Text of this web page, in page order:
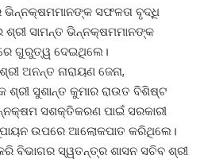
ଭିନ୍ନକ୍ଷମମାନଙ୍କ ସଫଳତା ବୃଦ୍ଧି
ଶ୍ରୀ ସାମନ୍ତ ଭିନ୍ନକ୍ଷମମାନଙ୍କ
ଗୁରୁତ୍ୱ ଦେଇଥିଲେ।
ଅନନ୍ତ ନାରାୟଣ ଜେନା,
ସୁଶାନ୍ତ କୁମାର ରାଉତ ବିଶିଷ୍ଟ
ସଶକ୍ତିକରଣ ପାଇଁ ସରକାରୀ
ଉପରେ ଆଲୋକପାତ କରିଥିଲେ।
ବିଭାଗର ସ୍ୱତନ୍ତ୍ର ଶାସନ ସଚିବ ଶ୍ରୀ